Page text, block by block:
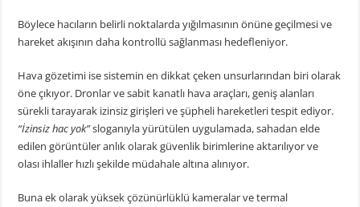
Böylece hacıların belirli noktalarda yığılmasının önüne geçilmesi ve
hareket akışının daha kontrollü sağlanması hedefleniyor.
Hava gözetimi ise sistemin en dikkat çeken unsurlarından biri olarak
öne çıkıyor. Dronlar ve sabit kanatlı hava araçları, geniş alanları
sürekli tarayarak izinsiz girişleri ve şüpheli hareketleri tespit ediyor.
“İzinsiz hac yok”sloganıyla yürütülen uygulamada, sahadan elde
edilen görüntüler anlık olarak güvenlik birimlerine aktarılıyor ve
olası ihlaller hızlı şekilde müdahale altına alınıyor.
Buna ek olarak yüksek çözünürlüklü kameralar ve termal